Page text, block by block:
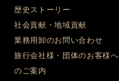
歴史ストーリー
社会貢献・地域貢献
業務用卸のお問い合わせ
旅行会社様・団体のお客様へ
のご案内